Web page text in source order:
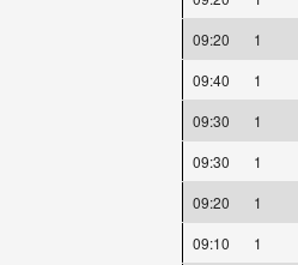
09:20
1
09:40
1
09:30
1
09:30
1
09:20
1
09:10
1